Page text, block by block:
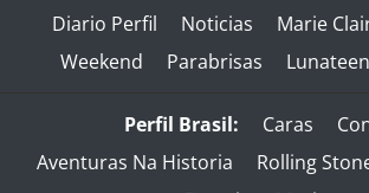
Diario Perfil Noticias Marie
Weekend
Parabrisas Lunateen
Perfil Brasil: Caras
Aventuras Na Historia
Rolling